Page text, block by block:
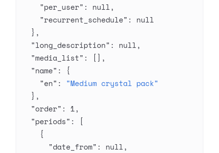
    "per_user"
: null,
    "recurrent_schedule"
: null
  },
  "long_description"
: null,
  "media_list"
: [],
  "name"
: {
    "en"
: "Medium crystal pack"
  },
  "order"
: 1,
  "periods"
: [
    {
      "date_from"
: null,